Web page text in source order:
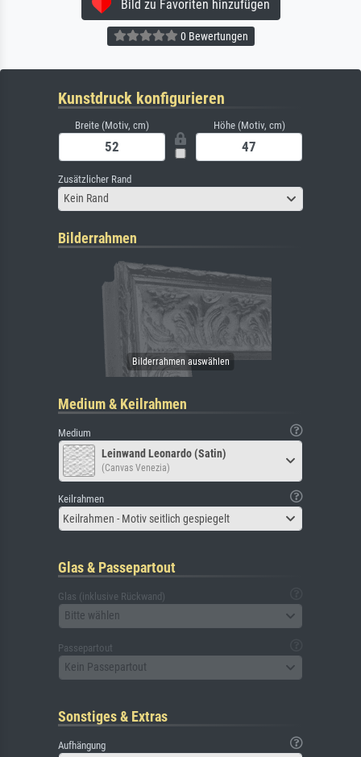
Bild zu Favoriten hinzufügen
0 Bewertungen
Kunstdruck konfigurieren
Breite (Motiv, cm) Höhe (Motiv, cm)
Zusätzlicher Rand
Kein Rand
Bilderrahmen
Medium & Keilrahmen
Medium
Leinwand Leonardo (Satin)
(Canvas Venezia)
Keilrahmen
Keilrahmen - Motiv seitlich gespiegelt
Glas & Passepartout
Glas (inklusive Rückwand)
Bitte wählen
Passepartout
Kein Passepartout
Sonstiges & Extras
Aufhängung